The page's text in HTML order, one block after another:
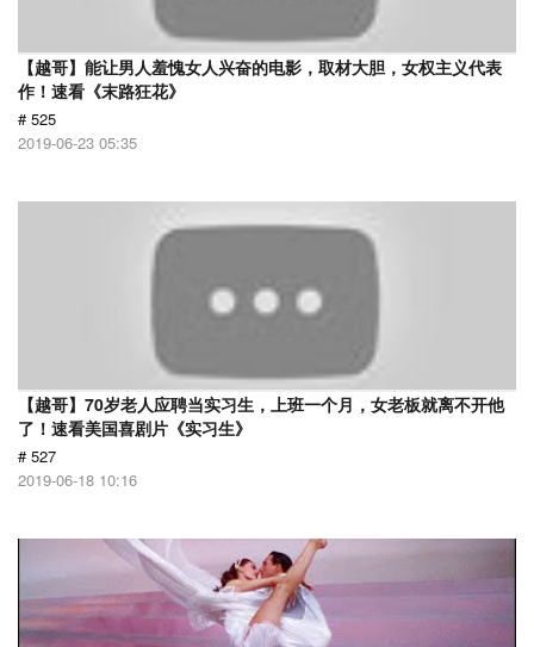
【越哥】能让男人羞愧女人兴奋的电影，取材大胆，女权主义代表
作！速看《末路狂花》
# 525
2019-06-23 05:35
【越哥】70岁老人应聘当实习生，上班一个月，女老板就离不开他
了！速看美国喜剧片《实习生》
# 527
2019-06-18 10:16